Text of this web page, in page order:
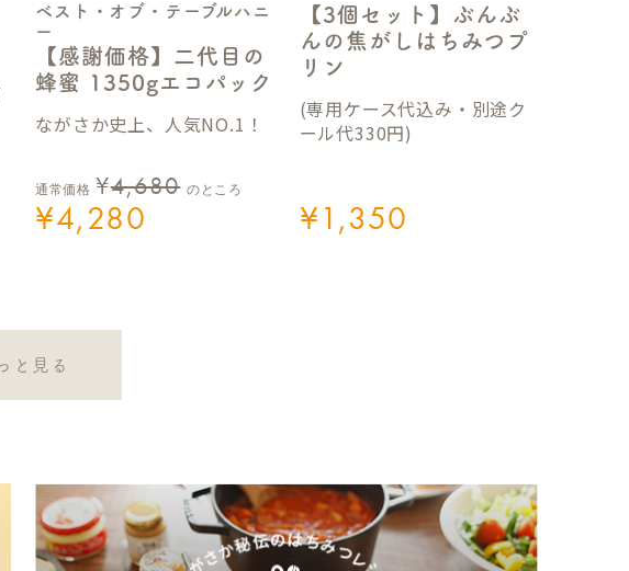
ベスト・オブ・テーブルハニ
ー
【感謝価格】二代目の
蜂蜜 1350gエコパック
ながさか史上、人気NO.1！
通常価格 ¥4,680 のところ
¥4,280
【3個セット】ぶんぶ
んの焦がしはちみつプ
リン
(専用ケース代込み・別途ク
ール代330円)
¥1,350
と見る